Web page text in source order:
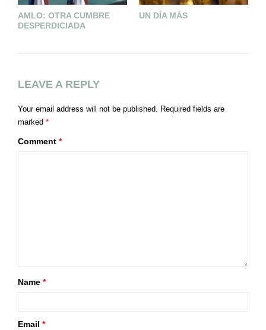
AMLO: OTRA CUMBRE
DESPERDICIADA
UN DÍA MÁS
LEAVE A REPLY
Your email address will not be published. Required fields are
marked *
Comment *
Name *
Email *